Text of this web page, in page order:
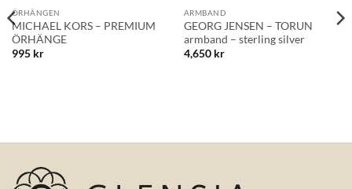
ÖRHÄNGEN
MICHAEL KORS – PREMIUM
ÖRHÄNGE
995 kr
ARMBAND
GEORG JENSEN – TORUN
armband – sterling silver
4,650 kr